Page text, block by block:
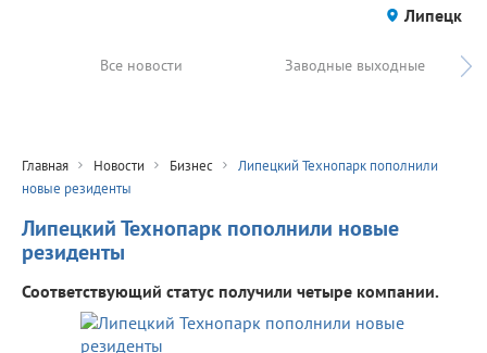
Липецк
Все новости Заводные выходные
Главная Новости Бизнес
Липецкий Технопарк пополнили
новые резиденты
Липецкий Технопарк пополнили новые
резиденты
Соответствующий статус получили четыре компании.